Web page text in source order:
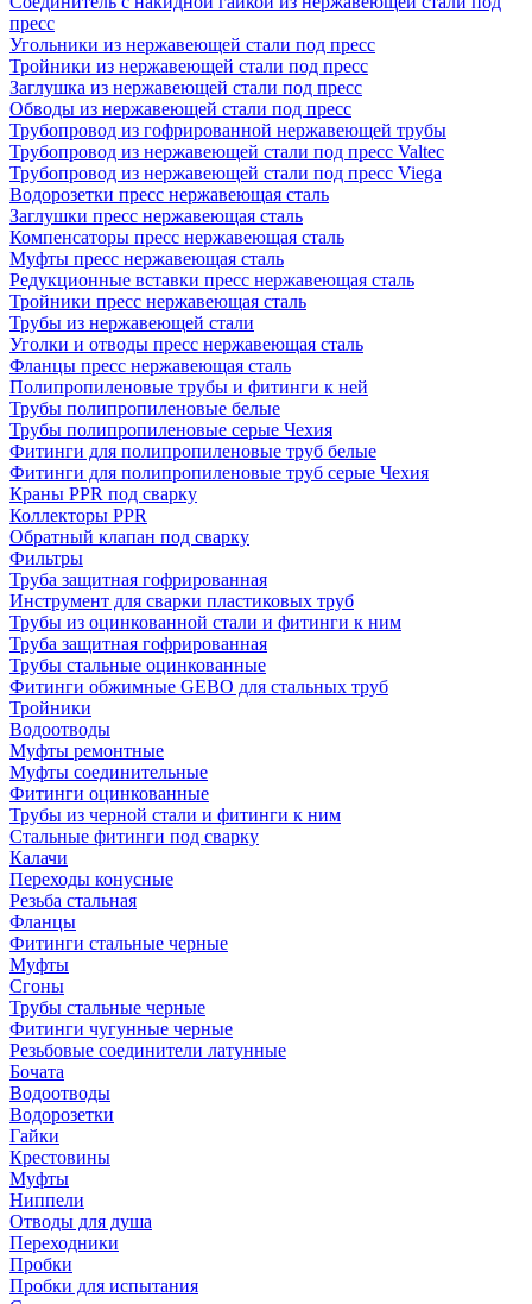
пресс
Угольники из нержавеющей стали под пресс
Тройники из нержавеющей стали под пресс
Заглушка из нержавеющей стали под пресс
Обводы из нержавеющей стали под пресс
Трубопровод из гофрированной нержавеющей трубы
Трубопровод из нержавеющей стали под пресс Valtec
Трубопровод из нержавеющей стали под пресс Viega
Водорозетки пресс нержавеющая сталь
Заглушки пресс нержавеющая сталь
Компенсаторы пресс нержавеющая сталь
Муфты пресс нержавеющая сталь
Редукционные вставки пресс нержавеющая сталь
Тройники пресс нержавеющая сталь
Трубы из нержавеющей стали
Уголки и отводы пресс нержавеющая сталь
Фланцы пресс нержавеющая сталь
Полипропиленовые трубы и фитинги к ней
Трубы полипропиленовые белые
Трубы полипропиленовые серые Чехия
Фитинги для полипропиленовые труб белые
Фитинги для полипропиленовые труб серые Чехия
Краны PPR под сварку
Коллекторы PPR
Обратный клапан под сварку
Фильтры
Труба защитная гофрированная
Инструмент для сварки пластиковых труб
Трубы из оцинкованной стали и фитинги к ним
Труба защитная гофрированная
Трубы стальные оцинкованные
Фитинги обжимные GEBO для стальных труб
Тройники
Водоотводы
Муфты ремонтные
Муфты соединительные
Фитинги оцинкованные
Трубы из черной стали и фитинги к ним
Стальные фитинги под сварку
Калачи
Переходы конусные
Резьба стальная
Фланцы
Фитинги стальные черные
Муфты
Сгоны
Трубы стальные черные
Фитинги чугунные черные
Резьбовые соединители латунные
Бочата
Водоотводы
Водорозетки
Гайки
Крестовины
Муфты
Ниппели
Отводы для душа
Переходники
Пробки
Пробки для испытания